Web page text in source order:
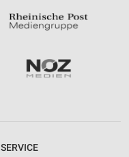
SERVICE